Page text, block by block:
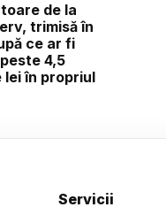
de la
trimisă în
ce ar fi
4,5
lei în propriul
Servicii